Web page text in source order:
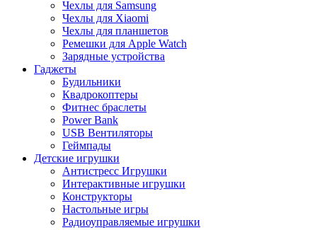
Чехлы для Samsung
Чехлы для Xiaomi
Чехлы для планшетов
Ремешки для Apple Watch
Зарядные устройства
Гаджеты
Будильники
Квадрокоптеры
Фитнес браслеты
Power Bank
USB Вентиляторы
Геймпады
Детские игрушки
Антистресс Игрушки
Интерактивные игрушки
Конструкторы
Настольные игры
Радиоуправляемые игрушки